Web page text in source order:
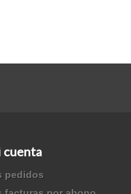
cuenta
pedidos